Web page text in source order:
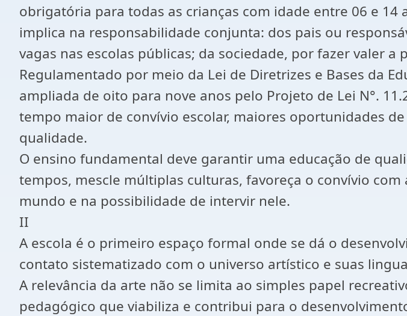
obrigatória para todas as crianças com idade entre 06 e
implica na responsabilidade conjunta: dos pais ou
vagas nas escolas públicas; da sociedade, por fazer valer
Regulamentado por meio da Lei de Diretrizes e Bases da
ampliada de oito para nove anos pelo Projeto de Lei N°.
tempo maior de convívio escolar, maiores oportunidades
qualidade.
O ensino fundamental deve garantir uma educação de
tempos, mescle múltiplas culturas, favoreça o convívio
mundo e na possibilidade de intervir nele.
II
A escola é o primeiro espaço formal onde se dá o
contato sistematizado com o universo artístico e suas
A relevância da arte não se limita ao simples papel
pedagógico que viabiliza e contribui para o